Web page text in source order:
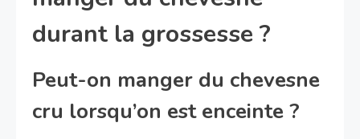
durant la grossesse ?
Peut-on manger du chevesne
cru lorsqu’on est enceinte ?